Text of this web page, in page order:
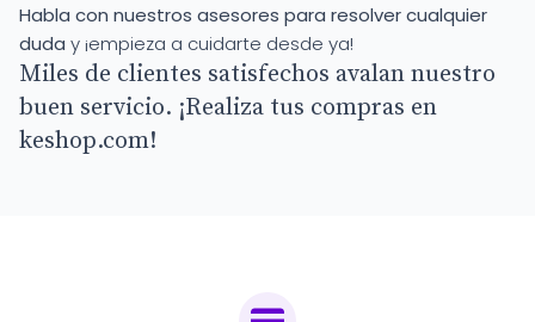
Habla con nuestros asesores para resolver cualquier
duda y ¡empieza a cuidarte desde ya!
Miles de clientes satisfechos avalan nuestro
buen servicio. ¡Realiza tus compras en
keshop.com!